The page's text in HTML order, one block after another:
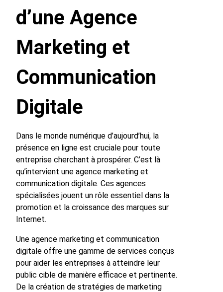
d’une Agence
Marketing et
Communication
Digitale
Dans le monde numérique d’aujourd’hui, la
présence en ligne est cruciale pour toute
entreprise cherchant à prospérer. C’est là
qu’intervient une agence marketing et
communication digitale. Ces agences
spécialisées jouent un rôle essentiel dans la
promotion et la croissance des marques sur
Internet.
Une agence marketing et communication
digitale offre une gamme de services conçus
pour aider les entreprises à atteindre leur
public cible de manière efficace et pertinente.
De la création de stratégies de marketing